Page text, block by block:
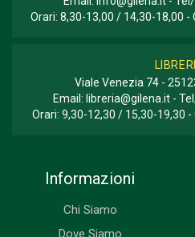
Orari: 8,30-13,00 / 14,30-18,00
Viale Venezia 74 -
Email: libreria@gilena.it-
Orari: 9,30-12,30 / 15,30-19,30
Informazioni
Chi Siamo
Dove Siamo